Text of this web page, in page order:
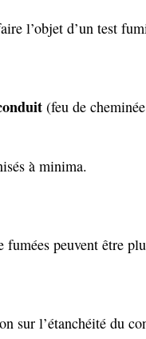
l’objet d’un test
(feu de
à minima.
peuvent être
sur l’étanchéité du